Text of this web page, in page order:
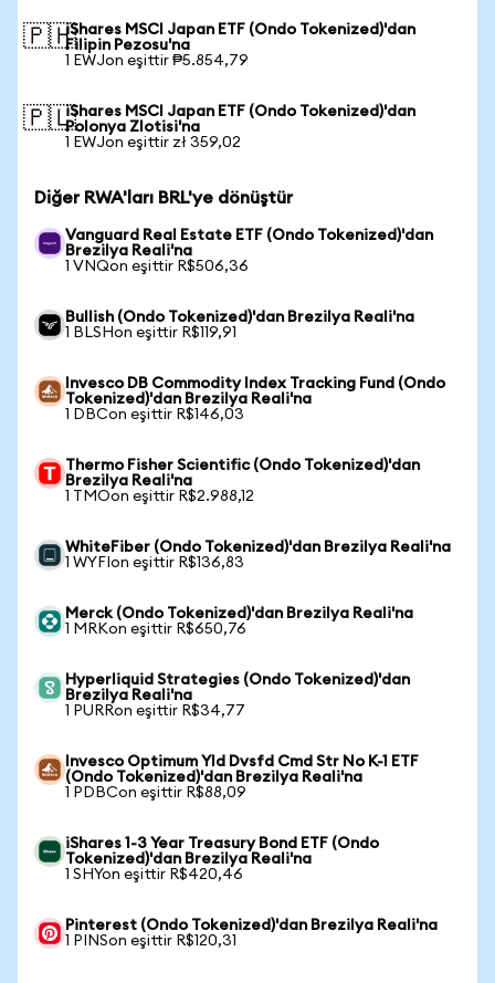
🇵🇭iShares MSCI Japan ETF (Ondo Tokenized)'dan
Filipin Pezosu'na
1 EWJon eşittir ₱5.854,79
🇵🇱iShares MSCI Japan ETF (Ondo Tokenized)'dan
Polonya Zlotisi'na
1 EWJon eşittir zł 359,02
Diğer RWA'ları BRL'ye dönüştür
Vanguard Real Estate ETF (Ondo Tokenized)'dan
Brezilya Reali'na
1 VNQon eşittir R$506,36
Bullish (Ondo Tokenized)'dan Brezilya Reali'na
1 BLSHon eşittir R$119,91
Invesco DB Commodity Index Tracking Fund (Ondo
Tokenized)'dan Brezilya Reali'na
1 DBCon eşittir R$146,03
Thermo Fisher Scientific (Ondo Tokenized)'dan
Brezilya Reali'na
1 TMOon eşittir R$2.988,12
WhiteFiber (Ondo Tokenized)'dan Brezilya Reali'na
1 WYFIon eşittir R$136,83
Merck (Ondo Tokenized)'dan Brezilya Reali'na
1 MRKon eşittir R$650,76
Hyperliquid Strategies (Ondo Tokenized)'dan
Brezilya Reali'na
1 PURRon eşittir R$34,77
Invesco Optimum Yld Dvsfd Cmd Str No K-1 ETF
(Ondo Tokenized)'dan Brezilya Reali'na
1 PDBCon eşittir R$88,09
iShares 1-3 Year Treasury Bond ETF (Ondo
Tokenized)'dan Brezilya Reali'na
1 SHYon eşittir R$420,46
Pinterest (Ondo Tokenized)'dan Brezilya Reali'na
1 PINSon eşittir R$120,31